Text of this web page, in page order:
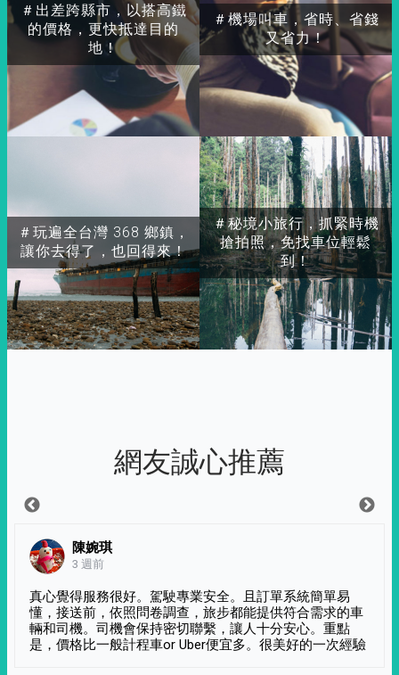
＃出差跨縣市，以搭高鐵
的價格，更快抵達目的
地！
＃玩遍全台灣 368 鄉鎮，
讓你去得了，也回得來！
＃秘境小旅行，抓緊時機
搶拍照，免找車位輕鬆
到！
＃機場叫車，省時、省錢
又省力！
網友誠心推薦
陳婉琪
3 週前
真心覺得服務很好。駕駛專業安全。且訂單系統簡單易
懂，接送前，依照問卷調查，旅步都能提供符合需求的車
輛和司機。司機會保持密切聯繫，讓人十分安心。重點
是，價格比一般計程車or Uber便宜多。很美好的一次經驗